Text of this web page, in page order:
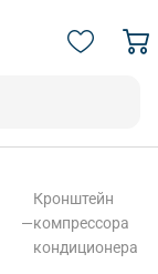
—
Кронштейн
компрессора
кондиционера